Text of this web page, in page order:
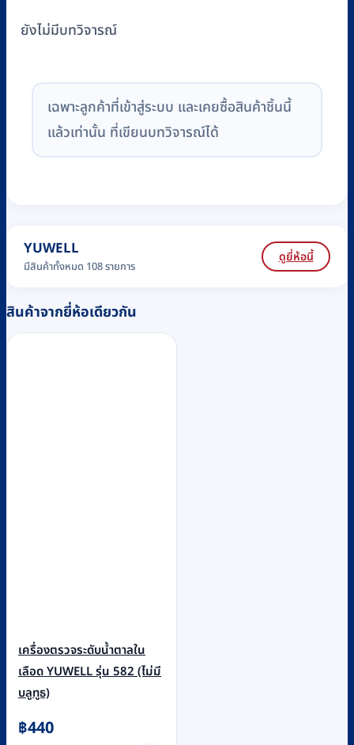
ยังไม่มีบทวิจารณ์
เฉพาะลูกค้าที่เข้าสู่ระบบ และเคยซื้อสินค้าชิ้นนี้
แล้วเท่านั้น ที่เขียนบทวิจารณ์ได้
YUWELL
มีสินค้าทั้งหมด 108 รายการ
ดูยี่ห้อนี้
สินค้าจากยี่ห้อเดียวกัน
เครื่องตรวจระดับน้ำตาลใน
เลือด YUWELL รุ่น 582 (ไม่มี
บลูทูธ)
฿440